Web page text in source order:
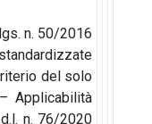
n. 50/2016
del solo
Applicabilità
n. 76/2020